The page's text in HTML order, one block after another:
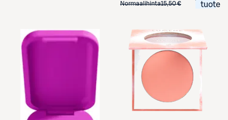
Normaalihinta15,50 €
tuote